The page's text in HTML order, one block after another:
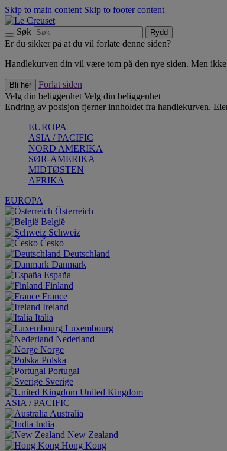
Skip to main content Skip to footer content
Søk Rydd
Er du sikker på at du vil forlate denne siden?
Handlekurven din vil være tom på den nye siden. Men
Bli her
Forlat siden
Velg din beliggenhet Velg din beliggenhet
Endring av posisjon fjerner innholdet fra handlekurven.
EUROPA
ASIA / PACIFIC
NORD AMERIKA
SØR-AMERIKA
MIDTØSTEN
AFRIKA
EUROPA
Österreich
België
Schweiz
Česko
Deutschland
Danmark
España
Finland
France
Ireland
Italia
Luxembourg
Nederland
Norge
Polska
Portugal
Sverige
United Kingdom
ASIA / PACIFIC
Australia
India
New Zealand
Hong Kong